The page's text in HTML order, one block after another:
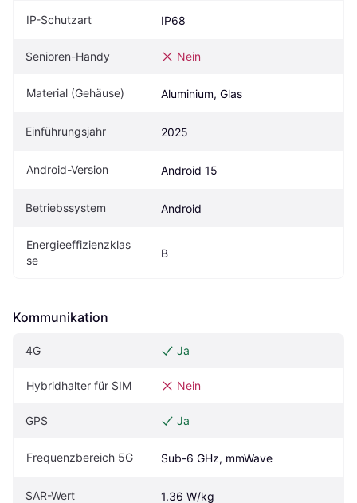
IP-Schutzart IP68
Senioren-Handy Nein
Material (Gehäuse) Aluminium, Glas
Einführungsjahr 2025
Android-Version Android 15
Betriebssystem Android
Energieeffizienzklas
se
B
Kommunikation
4G Ja
Hybridhalter für SIM Nein
GPS Ja
Frequenzbereich 5G Sub-6 GHz, mmWave
SAR-Wert 1.36 W/kg